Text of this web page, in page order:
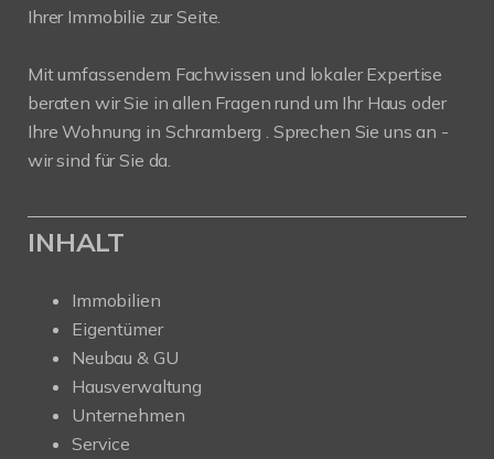
Ihrer Immobilie zur Seite.
Mit umfassendem Fachwissen und lokaler Expertise
beraten wir Sie in allen Fragen rund um Ihr Haus oder
Ihre Wohnung in Schramberg . Sprechen Sie uns an -
wir sind für Sie da.
INHALT
Immobilien
Eigentümer
Neubau & GU
Hausverwaltung
Unternehmen
Service